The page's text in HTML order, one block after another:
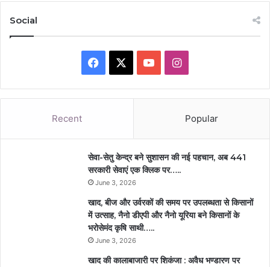
Social
Facebook YouTubeInstagram
Recent Popular
सेवा-सेतु केन्द्र बने सुशासन की नई पहचान, अब 441
सरकारी सेवाएं एक क्लिक पर…..
June 3, 2026
खाद, बीज और उर्वरकों की समय पर उपलब्धता से किसानों
में उत्साह, नैनो डीएपी और नैनो यूरिया बने किसानों के
भरोसेमंद कृषि साथी…..
June 3, 2026
खाद की कालाबाजारी पर शिकंजा : अवैध भण्डारण पर